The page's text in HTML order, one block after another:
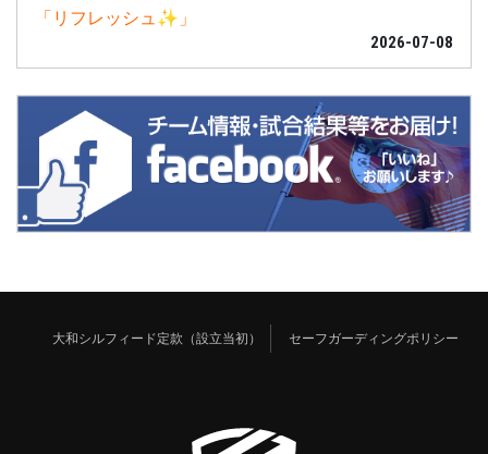
「リフレッシュ✨」
2026-07-08
大和シルフィード定款（設立当初） セーフガーディングポリシー